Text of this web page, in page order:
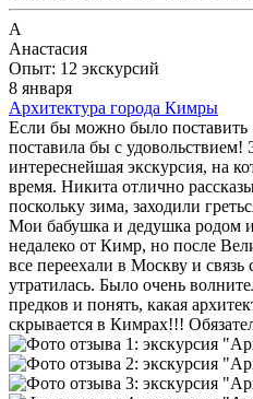
А
Анастасия
Опыт: 12 экскурсий
8 января
Архитектура города Кимры
Если бы можно было поставить
поставила бы с
интереснейшая экскурсия, на
время. Никита отлично
поскольку зима, заходили
Мои бабушка и дедушка родом
недалеко от Кимр, но после
все переехали в Москву и
утратилась. Было очень
предков и понять, какая
скрывается в Кимрах!!!